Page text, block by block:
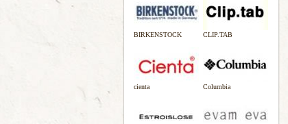
BIRKENSTOCK CLIP.TAB
cienta Columbia